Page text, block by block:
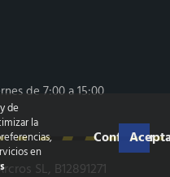
de 7:00 a 15:00
SL, B12891271
de
la
en
Configurar